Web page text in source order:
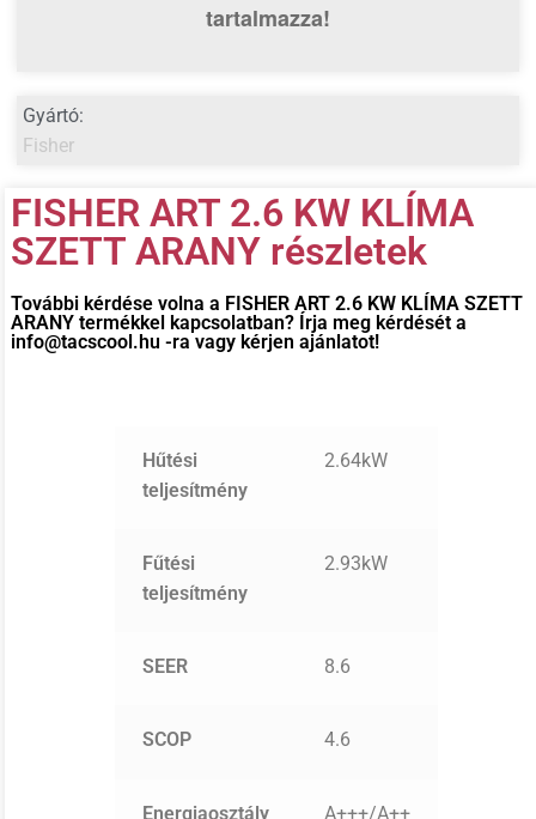
tartalmazza!
Gyártó:
Fisher
FISHER ART 2.6 KW KLÍMA
SZETT ARANY részletek
További kérdése volna a FISHER ART 2.6 KW KLÍMA SZETT
ARANYtermékkel kapcsolatban? Írja meg kérdését a
info@tacscool.hu -ra vagy kérjen ajánlatot!
Hűtési
teljesítmény
2.64kW
Fűtési
teljesítmény
2.93kW
SEER 8.6
SCOP 4.6
Energiaosztály A+++/A++